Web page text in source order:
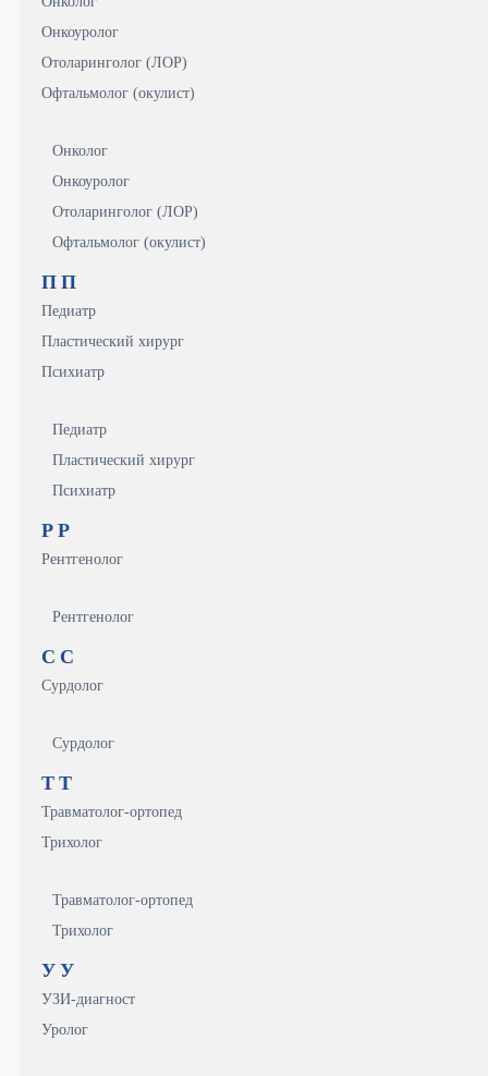
Онкоуролог
Отоларинголог (ЛОР)
Офтальмолог (окулист)
Онколог
Онкоуролог
Отоларинголог (ЛОР)
Офтальмолог (окулист)
П П
Педиатр
Пластический хирург
Психиатр
Педиатр
Пластический хирург
Психиатр
Р Р
Рентгенолог
Рентгенолог
С С
Сурдолог
Сурдолог
Т Т
Травматолог-ортопед
Трихолог
Травматолог-ортопед
Трихолог
У У
УЗИ-диагност
Уролог